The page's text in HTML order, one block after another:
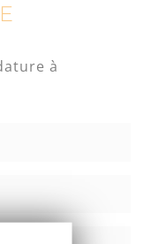
à